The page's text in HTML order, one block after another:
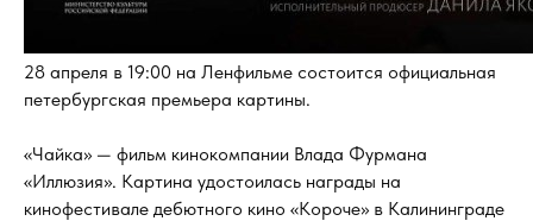
28 апреля в 19:00 на Ленфильме состоится официальная
петербургская премьера картины.
«Чайка» — фильм кинокомпании Влада Фурмана
«Иллюзия». Картина удостоилась награды на
кинофестивале дебютного кино «Короче» в Калининграде